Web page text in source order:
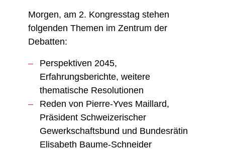
Morgen, am 2. Kongresstag stehen
folgenden Themen im Zentrum der
Debatten:
Perspektiven 2045,
Erfahrungsberichte, weitere
thematische Resolutionen
Reden von Pierre-Yves Maillard,
Präsident Schweizerischer
Gewerkschaftsbund und Bundesrätin
Elisabeth Baume-Schneider